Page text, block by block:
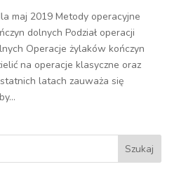
maj 2019 Metody operacyjne
dolnych Podział operacji
Operacje żylaków kończyn
na operacje klasyczne oraz
latach zauważa się